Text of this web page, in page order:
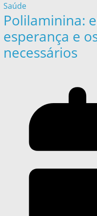
Saúde
Polilaminina:
esperança e
necessários